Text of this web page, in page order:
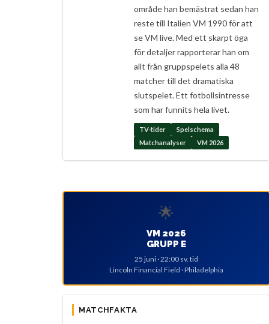
område han bemästrat sedan han
reste till Italien VM 1990 för att
se VM live. Med ett skarpt öga
för detaljer rapporterar han om
allt från gruppspelets alla 48
matcher till det dramatiska
slutspelet. Ett fotbollsintresse
som har funnits hela livet.
TV-tider
Spelschema
Matchanalyser
VM 2026
🌟
VM 2026
GRUPP E
25 juni · 22:00 sv. tid
Lincoln Financial Field · Philadelphia
MATCHFAKTA